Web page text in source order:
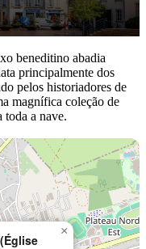
beneditino abadia
principalmente dos
pelos historiadores de
magnífica coleção de
toda a nave.
×